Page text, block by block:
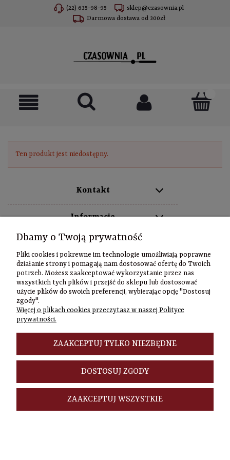
(22) 635-98-95
sklep@czasownia.pl
Darmowa dostawa od 300zł
Ten produkt jest niedostępny.
Kontakt
Informacje
Zamówienia
(22) 635-98-95
stacjonarny
al. Jana Pawła
Warszawa
Dbamy o Twoją prywatność
Pliki cookies i pokrewne im technologie umożliwiają poprawne
działanie strony i pomagają nam dostosować ofertę do Twoich
potrzeb. Możesz zaakceptować wykorzystanie przez nas
wszystkich tych plików i przejść do sklepu lub dostosować
użycie plików do swoich preferencji, wybierając opcję "Dostosuj
zgody".
Więcej o plikach cookies przeczytasz w naszej Polityce
prywatności.
ZAAKCEPTUJ TYLKO NIEZBĘDNE
DOSTOSUJ ZGODY
ZAAKCEPTUJ WSZYSTKIE